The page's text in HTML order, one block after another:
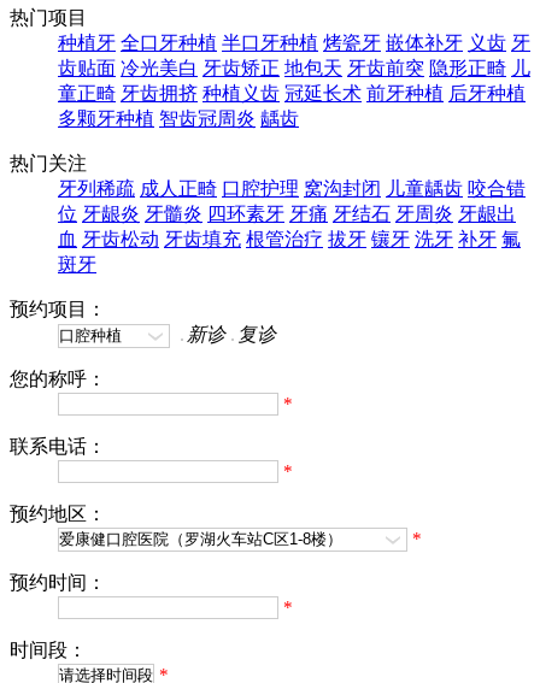
热门项目
种植牙 全口牙种植 半口牙种植 烤瓷牙 嵌体补牙 义齿 牙
齿贴面 冷光美白 牙齿矫正 地包天 牙齿前突 隐形正畸 儿
童正畸 牙齿拥挤 种植义齿 冠延长术 前牙种植 后牙种植
多颗牙种植 智齿冠周炎 龋齿
热门关注
牙列稀疏 成人正畸 口腔护理 窝沟封闭 儿童龋齿 咬合错
位 牙龈炎 牙髓炎 四环素牙 牙痛 牙结石 牙周炎 牙龈出
血 牙齿松动 牙齿填充 根管治疗 拔牙 镶牙 洗牙 补牙 氟
斑牙
预约项目：
新诊
复诊
您的称呼：
*
联系电话：
*
预约地区：
*
预约时间：
*
时间段：
*